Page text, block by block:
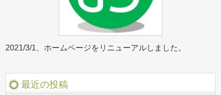
2021/3/1、ホームページをリニューアルしました。
最近の投稿